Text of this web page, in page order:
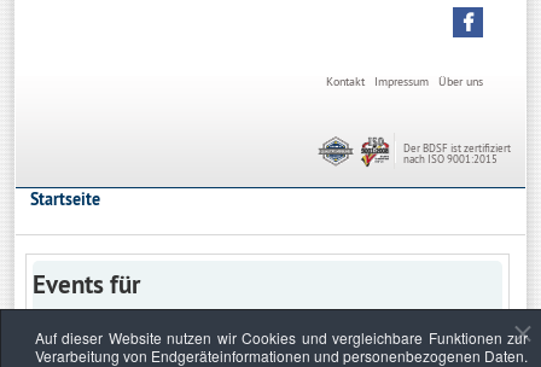
Über uns
Impressum
Kontakt
Der BDSF ist zertifiziert
nach ISO 9001:2015
Startseite
Events für
Auf dieser Website nutzen wir Cookies und vergleichbare Funktionen zur
Verarbeitung von Endgeräteinformationen und personenbezogenen Daten.